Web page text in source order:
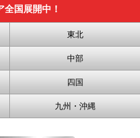
全国展開中！
東北
中部
四国
九州・沖縄